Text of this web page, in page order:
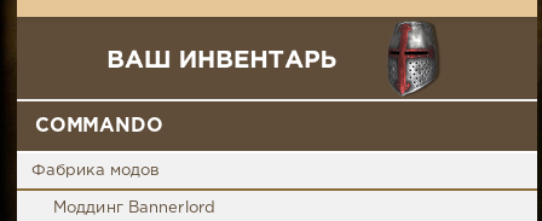
COMMANDO
Фабрика модов
Моддинг Bannerlord